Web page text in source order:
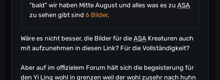
"bald" wir haben Mitte August und alles was es zu ASA
zu sehen gibt sind 6 Bilder.
Wäre es nicht besser, die Bilder für die ASA Kreaturen auch
mit aufzunehmen in diesen Link? Für die Vollständigkeit?
Aber auf im offizielem Forum hält sich die begeisterung für
den Yi Ling wohl in grenzen weil der wohl zusehr nach huhn